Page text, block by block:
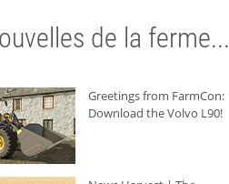
de la ferme...
Greetings from FarmCon:
Download the Volvo L90!